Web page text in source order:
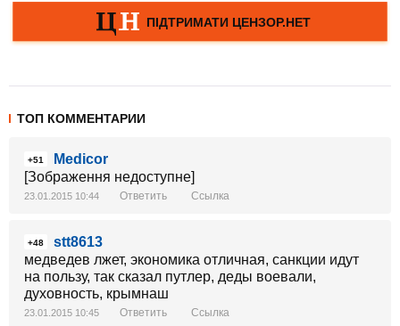
ТОП КОММЕНТАРИИ
+51
Medicor
[Зображення недоступне]
23.01.2015 10:44 Ответить Ссылка
+48
stt8613
медведев лжет, экономика отличная, санкции идут
на пользу, так сказал путлер, деды воевали,
духовность, крымнаш
23.01.2015 10:45 Ответить Ссылка